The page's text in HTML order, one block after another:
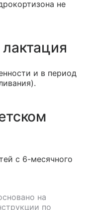
не
и в период
с 6-месячного
на
по